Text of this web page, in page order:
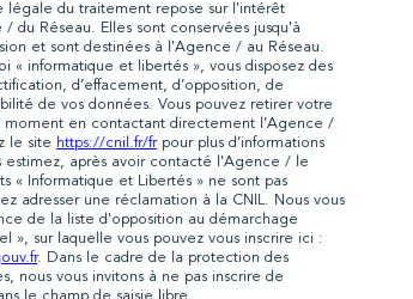
légale du traitement repose sur l'intérêt
du Réseau. Elles sont conservées jusqu'à
et sont destinées à l'Agence / au Réseau.
« informatique et libertés », vous disposez des
d’effacement, d’opposition, de
de vos données. Vous pouvez retirer votre
en contactant directement l’Agence /
le site https://cnil.fr/frpour plus d’informations
estimez, après avoir contacté l'Agence / le
« Informatique et Libertés » ne sont pas
adresser une réclamation à la CNIL. Nous vous
de la liste d'opposition au démarchage
», sur laquelle vous pouvez vous inscrire ici :
. Dans le cadre de la protection des
nous vous invitons à ne pas inscrire de